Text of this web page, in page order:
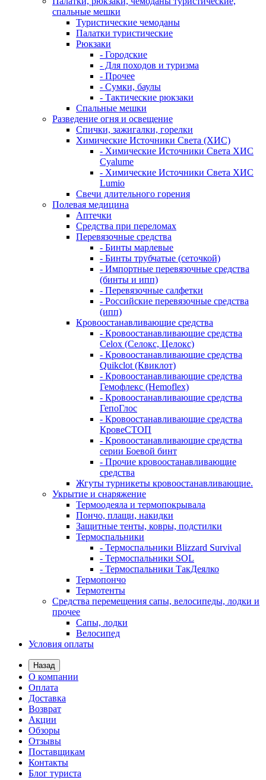
спальные мешки
Туристические чемоданы
Палатки туристические
Рюкзаки
- Городские
- Для походов и туризма
- Прочее
- Сумки, баулы
- Тактические рюкзаки
Спальные мешки
Разведение огня и освещение
Спички, зажигалки, горелки
Химические Источники Света (ХИС)
- Химические Источники Света ХИС
Cyalume
- Химические Источники Света ХИС
Lumio
Свечи длительного горения
Полевая медицина
Аптечки
Средства при переломах
Перевязочные средства
- Бинты марлевые
- Бинты трубчатые (сеточкой)
- Импортные перевязочные средства
(бинты и ипп)
- Перевязочные салфетки
- Российские перевязочные средства
(ипп)
Кровоостанавливающие средства
- Кровоостанавливающие средства
Celox (Селокс, Целокс)
- Кровоостанавливающие средства
Quikclot (Квиклот)
- Кровоостанавливающие средства
Гемофлекс (Hemoflex)
- Кровоостанавливающие средства
ГепоГлос
- Кровоостанавливающие средства
КровеСТОП
- Кровоостанавливающие средства
серии Боевой бинт
- Прочие кровоостанавливающие
средства
Жгуты турникеты кровоостанавливающие.
Укрытие и снаряжение
Термоодеяла и термопокрывала
Пончо, плащи, накидки
Защитные тенты, ковры, подстилки
Термоспальники
- Термоспальники Blizzard Survival
- Термоспальники SOL
- Термоспальники ТакДеялко
Термопончо
Термотенты
Средства перемещения сапы, велосипеды, лодки и
прочее
Сапы, лодки
Велосипед
Условия оплаты
Назад
О компании
Оплата
Доставка
Возврат
Акции
Обзоры
Отзывы
Поставщикам
Контакты
Блог туриста